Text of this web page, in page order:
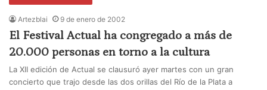
Artezblai 9 de enero de 2002
El Festival Actual ha congregado a más de
20.000 personas en torno a la cultura
La XII edición de Actual se clausuró ayer martes con un gran
concierto que trajo desde las dos orillas del Río de la Plata a